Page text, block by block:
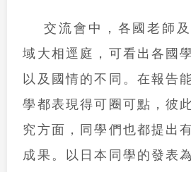
交流會中，各國老師
域大相逕庭，可看出各國
以及國情的不同。在報告
學都表現得可圈可點，彼
究方面，同學們也都提出
成果。以日本同學的發表